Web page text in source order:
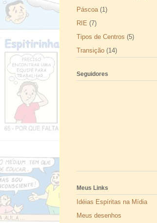
Páscoa (1)
RIE (7)
Tipos de Centros (5)
Transição (14)
Seguidores
Meus Links
Idéias Espíritas na Mídia
Meus desenhos